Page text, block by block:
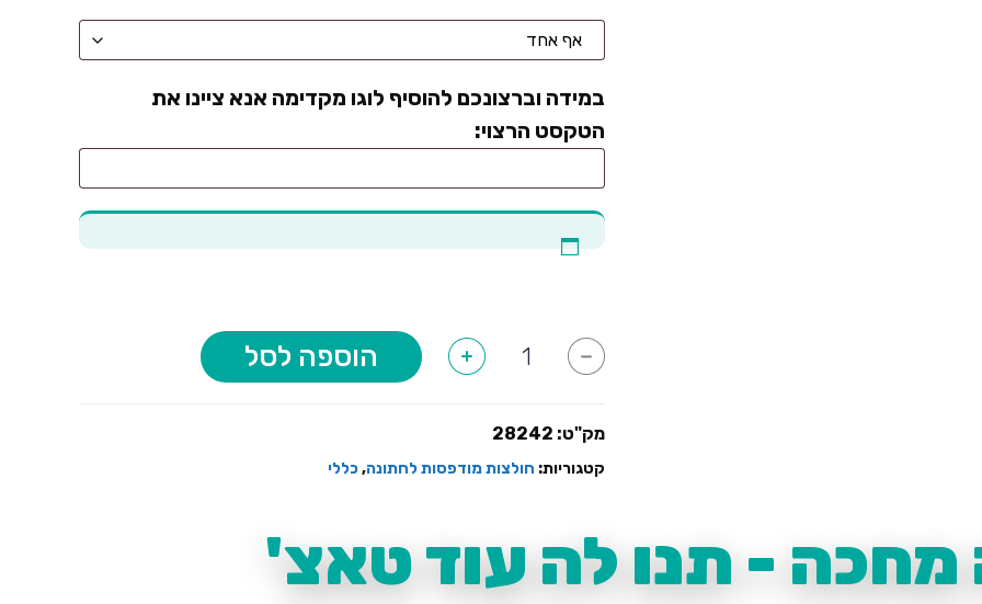
במידה וברצונכם להוסיף לוגו מקדימה אנא ציינו את
הטקסט הרצוי:
-
של
+ הוספה לסל
מק"ט: 28242
קטגוריות: חולצות מודפסות לחתונה,כללי
- תנו לה עוד טאצ'